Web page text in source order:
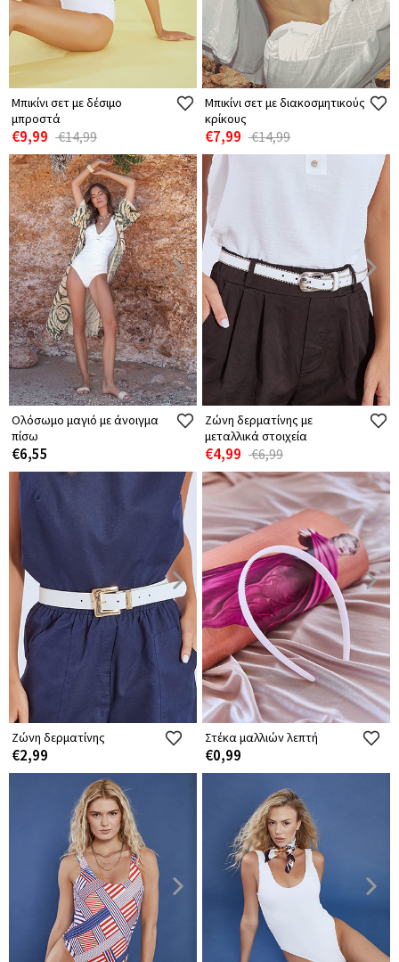
Μπικίνι σετ με δέσιμο
μπροστά
€9,99 €14,99
Μπικίνι σετ με διακοσμητικούς
κρίκους
€7,99 €14,99
Ολόσωμο μαγιό με άνοιγμα
πίσω
€6,55
Ζώνη δερματίνης με
μεταλλικά στοιχεία
€4,99 €6,99
Ζώνη δερματίνης
€2,99
Στέκα μαλλιών λεπτή
€0,99